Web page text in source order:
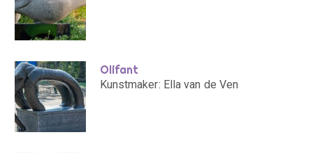
Olifant
Kunstmaker: Ella van de Ven